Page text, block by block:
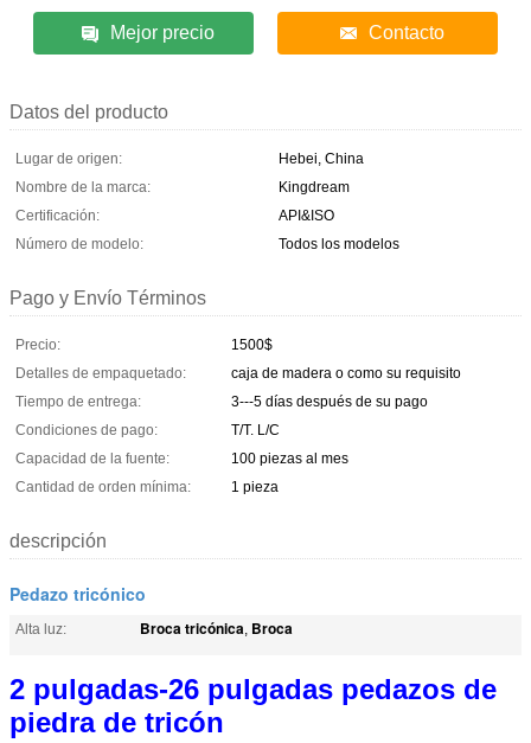
Mejor precio Contacto
Datos del producto
Lugar de origen:
Hebei, China
Nombre de la marca:
Kingdream
Certificación:
API&ISO
Número de modelo:
Todos los modelos
Pago y Envío Términos
Precio:
1500$
Detalles de empaquetado:
caja de madera o como su requisito
Tiempo de entrega:
3---5 días después de su pago
Condiciones de pago:
T/T. L/C
Capacidad de la fuente:
100 piezas al mes
Cantidad de orden mínima:
1 pieza
descripción
Pedazo tricónico
Alta luz: Broca tricónica, Broca
2 pulgadas-26 pulgadas pedazos de
piedra de tricón